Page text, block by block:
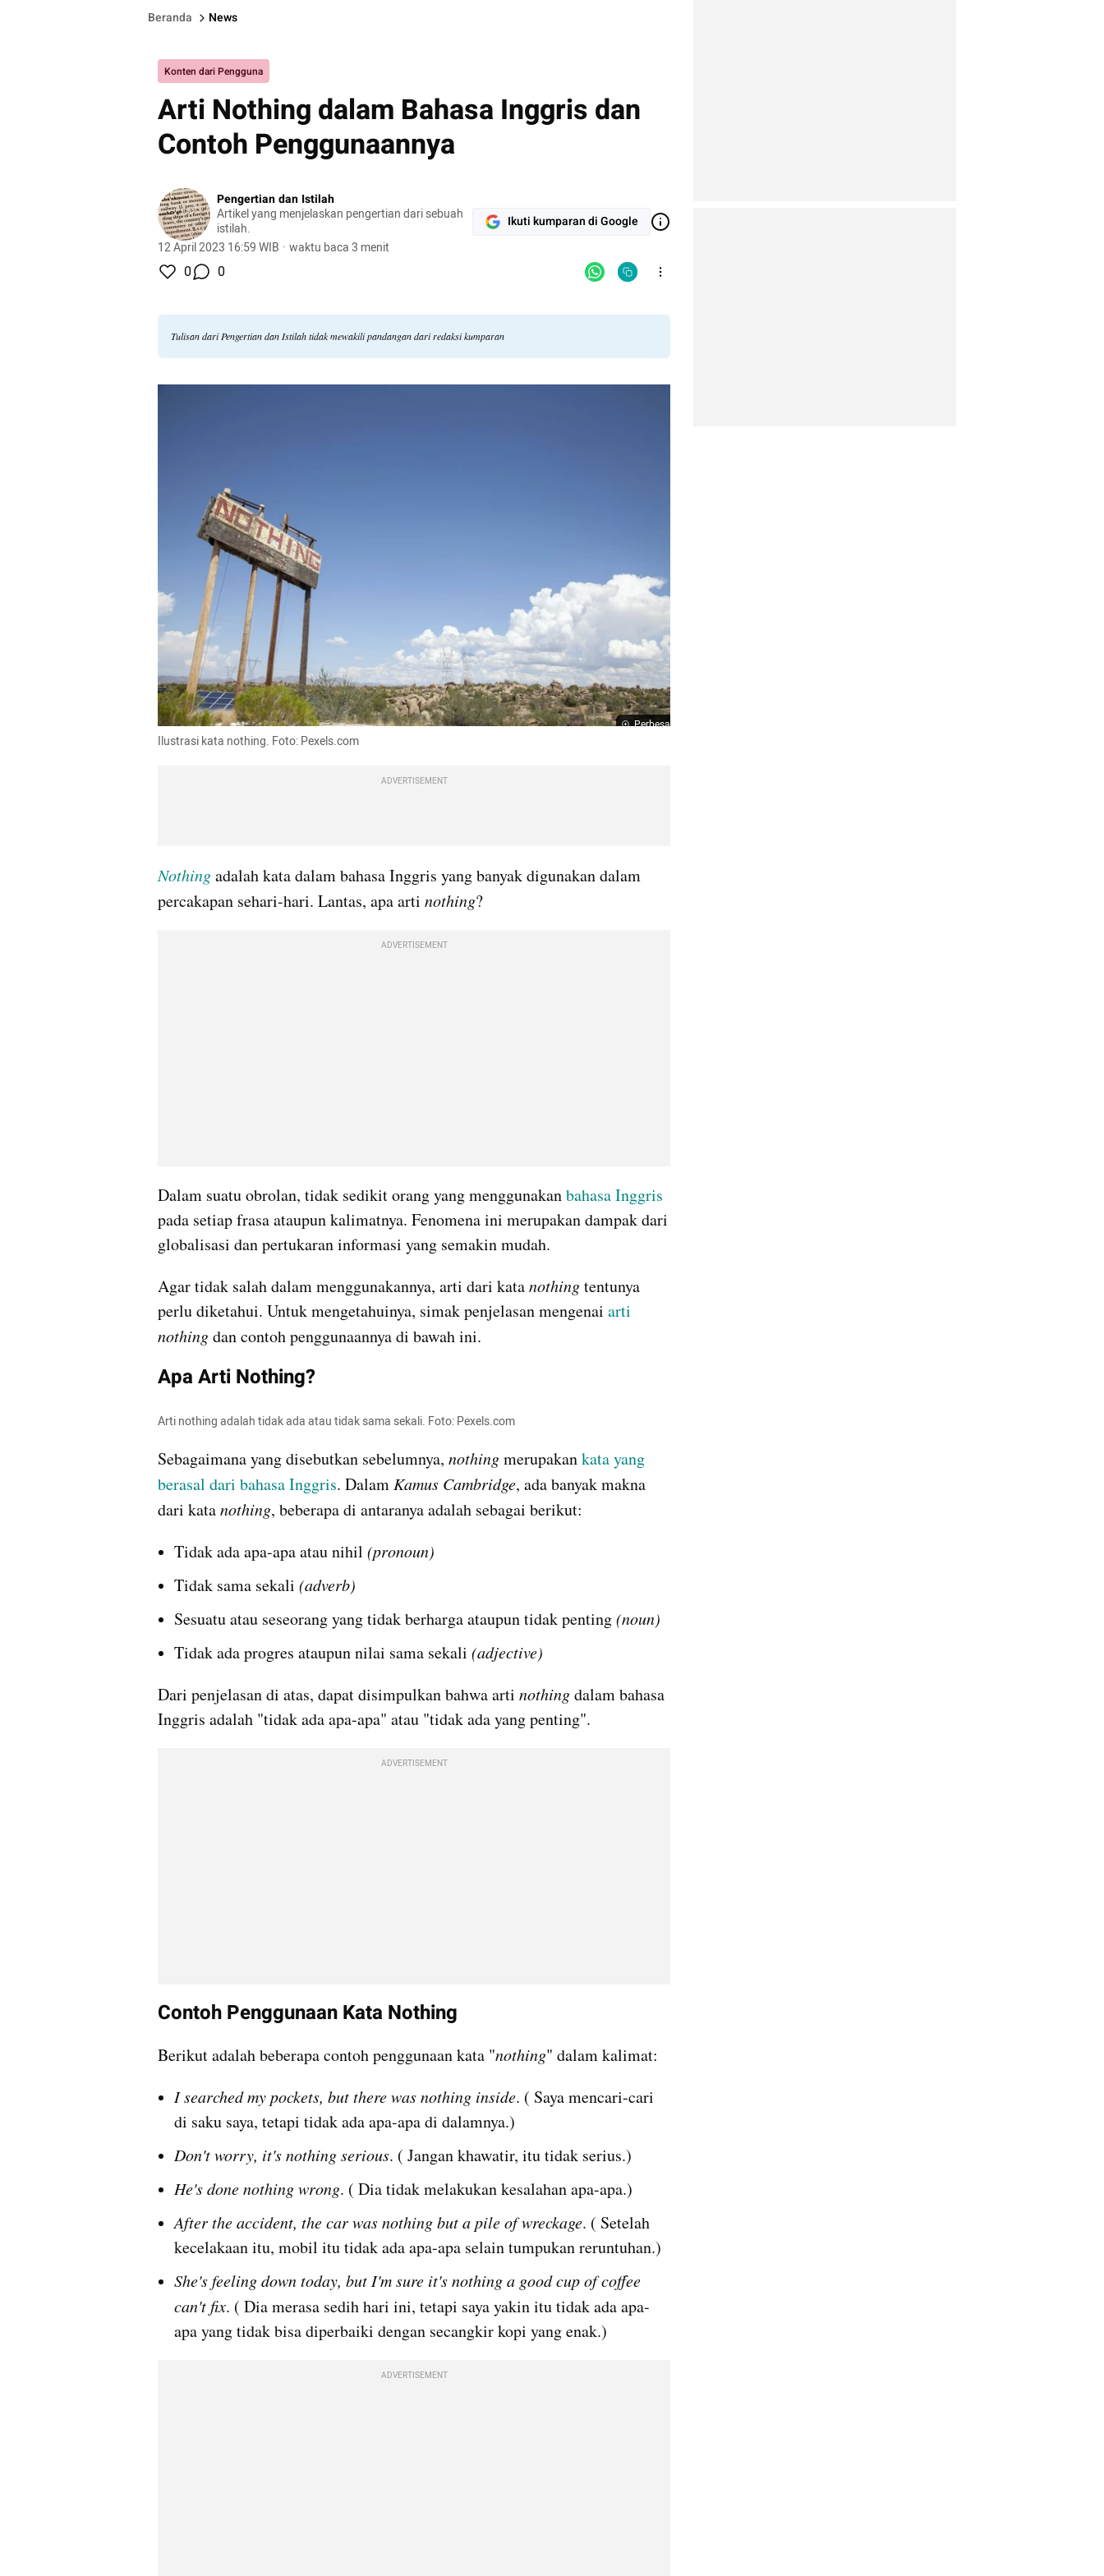
Beranda News
Konten dari Pengguna
Arti Nothing dalam Bahasa Inggris dan
Contoh Penggunaannya
Pengertian dan Istilah
Artikel yang menjelaskan pengertian dari sebuah
istilah.
12 April 2023 16:59 WIB · waktu baca 3 menit
Ikuti kumparan di Google
0 0
Tulisan dari Pengertian dan Istilah tidak mewakili pandangan dari redaksi kumparan
Perbesar
Ilustrasi kata nothing. Foto: Pexels.com
ADVERTISEMENT
Nothing adalah kata dalam bahasa Inggris yang banyak digunakan dalam
percakapan sehari-hari. Lantas, apa arti nothing?
ADVERTISEMENT
Dalam suatu obrolan, tidak sedikit orang yang menggunakan bahasa Inggris
pada setiap frasa ataupun kalimatnya. Fenomena ini merupakan dampak dari
globalisasi dan pertukaran informasi yang semakin mudah.
Agar tidak salah dalam menggunakannya, arti dari kata nothing tentunya
perlu diketahui. Untuk mengetahuinya, simak penjelasan mengenai arti
nothing dan contoh penggunaannya di bawah ini.
Apa Arti Nothing?
Arti nothing adalah tidak ada atau tidak sama sekali. Foto: Pexels.com
Sebagaimana yang disebutkan sebelumnya, nothing merupakan kata yang
berasal dari bahasa Inggris. Dalam Kamus Cambridge, ada banyak makna
dari kata nothing, beberapa di antaranya adalah sebagai berikut:
Tidak ada apa-apa atau nihil (pronoun)
Tidak sama sekali (adverb)
Sesuatu atau seseorang yang tidak berharga ataupun tidak penting (noun)
Tidak ada progres ataupun nilai sama sekali (adjective)
Dari penjelasan di atas, dapat disimpulkan bahwa arti nothing dalam bahasa
Inggris adalah "tidak ada apa-apa" atau "tidak ada yang penting".
ADVERTISEMENT
Contoh Penggunaan Kata Nothing
Berikut adalah beberapa contoh penggunaan kata "nothing" dalam kalimat:
I searched my pockets, but there was nothing inside. ( Saya mencari-cari
di saku saya, tetapi tidak ada apa-apa di dalamnya.)
Don't worry, it's nothing serious. ( Jangan khawatir, itu tidak serius.)
He's done nothing wrong. ( Dia tidak melakukan kesalahan apa-apa.)
After the accident, the car was nothing but a pile of wreckage. ( Setelah
kecelakaan itu, mobil itu tidak ada apa-apa selain tumpukan reruntuhan.)
She's feeling down today, but I'm sure it's nothing a good cup of coffee
can't fix. ( Dia merasa sedih hari ini, tetapi saya yakin itu tidak ada apa-
apa yang tidak bisa diperbaiki dengan secangkir kopi yang enak.)
ADVERTISEMENT